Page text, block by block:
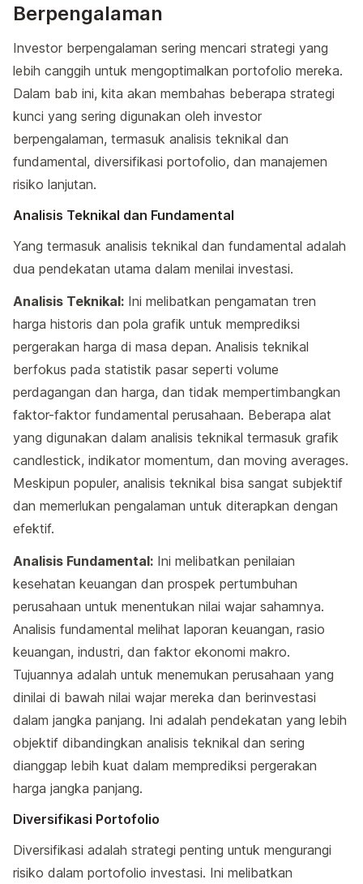
Berpengalaman
Investor berpengalaman sering mencari strategi yang
lebih canggih untuk mengoptimalkan portofolio mereka.
Dalam bab ini, kita akan membahas beberapa strategi
kunci yang sering digunakan oleh investor
berpengalaman, termasuk analisis teknikal dan
fundamental, diversifikasi portofolio, dan manajemen
risiko lanjutan.
Analisis Teknikal dan Fundamental
Yang termasuk analisis teknikal dan fundamental adalah
dua pendekatan utama dalam menilai investasi.
Analisis Teknikal: Ini melibatkan pengamatan tren
harga historis dan pola grafik untuk memprediksi
pergerakan harga di masa depan. Analisis teknikal
berfokus pada statistik pasar seperti volume
perdagangan dan harga, dan tidak mempertimbangkan
faktor-faktor fundamental perusahaan. Beberapa alat
yang digunakan dalam analisis teknikal termasuk grafik
candlestick, indikator momentum, dan moving averages.
Meskipun populer, analisis teknikal bisa sangat subjektif
dan memerlukan pengalaman untuk diterapkan dengan
efektif.
Analisis Fundamental: Ini melibatkan penilaian
kesehatan keuangan dan prospek pertumbuhan
perusahaan untuk menentukan nilai wajar sahamnya.
Analisis fundamental melihat laporan keuangan, rasio
keuangan, industri, dan faktor ekonomi makro.
Tujuannya adalah untuk menemukan perusahaan yang
dinilai di bawah nilai wajar mereka dan berinvestasi
dalam jangka panjang. Ini adalah pendekatan yang lebih
objektif dibandingkan analisis teknikal dan sering
dianggap lebih kuat dalam memprediksi pergerakan
harga jangka panjang.
Diversifikasi Portofolio
Diversifikasi adalah strategi penting untuk mengurangi
risiko dalam portofolio investasi. Ini melibatkan